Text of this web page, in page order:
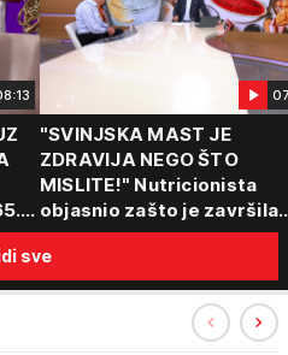
"SVINJSKA MAST JE
ZDRAVIJA NEGO ŠTO
MISLITE!" Nutricionista
objasnio zašto je završila
među najzdravijim
namirnicama i šta
jesti leti, a šta preskočiti
sve